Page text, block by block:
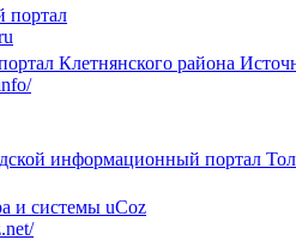
портал
Клетнянского района
информационный портал
и системы uCoz